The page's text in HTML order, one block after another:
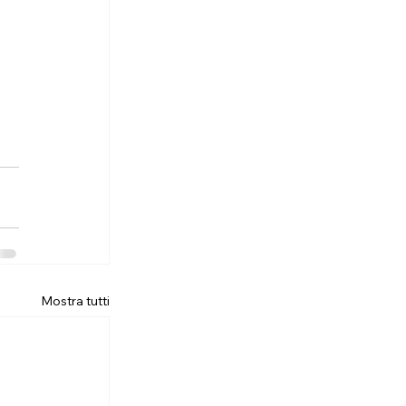
Mostra tutti